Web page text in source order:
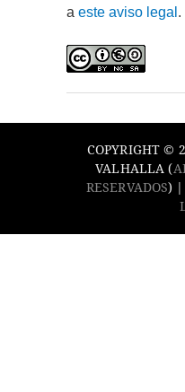
a este aviso legal .
COPYRIGHT ©
VALHALLA (
RESERVADOS) |